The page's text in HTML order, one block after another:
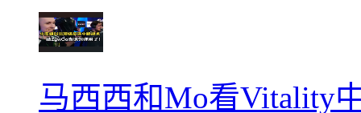
马西西和Mo看Vitality